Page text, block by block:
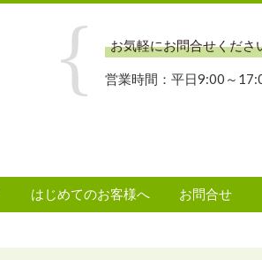
お気軽にお問合せくださ
営業時間：平日9:00～
はじめてのお客様へ お問合せ